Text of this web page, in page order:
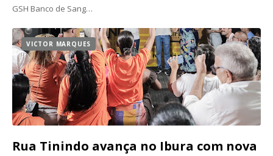
GSH Banco de Sang…
VICTOR MARQUES
Rua Tinindo avança no Ibura com nova